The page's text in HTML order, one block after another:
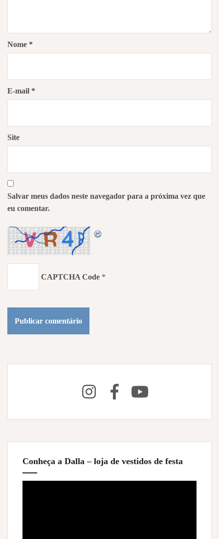
Nome *
E-mail *
Site
Salvar meus dados neste navegador para a próxima vez que
eu comentar.
CAPTCHA Code *
Conheça a Dalla – loja de vestidos de festa